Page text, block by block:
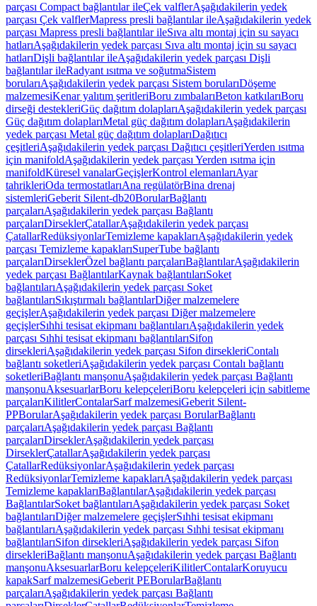
parçası Compact bağlantılar ileÇek valflerAşağıdakilerin yedek
parçası Çek valflerMapress presli bağlantılar ileAşağıdakilerin yedek
parçası Mapress presli bağlantılar ileSıva altı montaj için su sayacı
hatlarıAşağıdakilerin yedek parçası Sıva altı montaj için su sayacı
hatlarıDişli bağlantılar ileAşağıdakilerin yedek parçası Dişli
bağlantılar ileRadyant ısıtma ve soğutmaSistem
borularıAşağıdakilerin yedek parçası Sistem borularıDöşeme
malzemesiKenar yalıtım şeritleriBoru zımbalarıBeton katkılarıBoru
dirseği destekleriGüç dağıtım dolaplarıAşağıdakilerin yedek parçası
Güç dağıtım dolaplarıMetal güç dağıtım dolaplarıAşağıdakilerin
yedek parçası Metal güç dağıtım dolaplarıDağıtıcı
çeşitleriAşağıdakilerin yedek parçası Dağıtıcı çeşitleriYerden ısıtma
için manifoldAşağıdakilerin yedek parçası Yerden ısıtma için
manifoldKüresel vanalarGeçişlerKontrol elemanlarıAyar
tahrikleriOda termostatlarıAna regülatörBina drenaj
sistemleriGeberit Silent-db20BorularBağlantı
parçalarıAşağıdakilerin yedek parçası Bağlantı
parçalarıDirseklerÇatallarAşağıdakilerin yedek parçası
ÇatallarRedüksiyonlarTemizleme kapaklarıAşağıdakilerin yedek
parçası Temizleme kapaklarıSuperTube bağlantı
parçalarıDirseklerÖzel bağlantı parçalarıBağlantılarAşağıdakilerin
yedek parçası BağlantılarKaynak bağlantılarıSoket
bağlantılarıAşağıdakilerin yedek parçası Soket
bağlantılarıSıkıştırmalı bağlantılarDiğer malzemelere
geçişlerAşağıdakilerin yedek parçası Diğer malzemelere
geçişlerSıhhi tesisat ekipmanı bağlantılarıAşağıdakilerin yedek
parçası Sıhhi tesisat ekipmanı bağlantılarıSifon
dirsekleriAşağıdakilerin yedek parçası Sifon dirsekleriContalı
bağlantı soketleriAşağıdakilerin yedek parçası Contalı bağlantı
soketleriBağlantı manşonuAşağıdakilerin yedek parçası Bağlantı
manşonuAksesuarlarBoru kelepçeleriBoru kelepçeleri için sabitleme
parçalarıKilitlerContalarSarf malzemesiGeberit Silent-
PPBorularAşağıdakilerin yedek parçası BorularBağlantı
parçalarıAşağıdakilerin yedek parçası Bağlantı
parçalarıDirseklerAşağıdakilerin yedek parçası
DirseklerÇatallarAşağıdakilerin yedek parçası
ÇatallarRedüksiyonlarAşağıdakilerin yedek parçası
RedüksiyonlarTemizleme kapaklarıAşağıdakilerin yedek parçası
Temizleme kapaklarıBağlantılarAşağıdakilerin yedek parçası
BağlantılarSoket bağlantılarıAşağıdakilerin yedek parçası Soket
bağlantılarıDiğer malzemelere geçişlerSıhhi tesisat ekipmanı
bağlantılarıAşağıdakilerin yedek parçası Sıhhi tesisat ekipmanı
bağlantılarıSifon dirsekleriAşağıdakilerin yedek parçası Sifon
dirsekleriBağlantı manşonuAşağıdakilerin yedek parçası Bağlantı
manşonuAksesuarlarBoru kelepçeleriKilitlerContalarKoruyucu
kapakSarf malzemesiGeberit PEBorularBağlantı
parçalarıAşağıdakilerin yedek parçası Bağlantı